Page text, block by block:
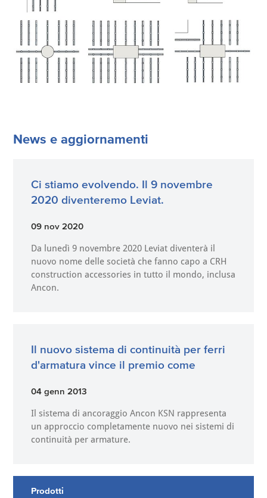
News e aggiornamenti
Ci stiamo evolvendo. Il 9 novembre
2020 diventeremo Leviat.
09 nov 2020
Da lunedì 9 novembre 2020 Leviat diventerà il
nuovo nome delle società che fanno capo a CRH
construction accessories in tutto il mondo, inclusa
Ancon.
Il nuovo sistema di continuità per ferri
d'armatura vince il premio come
04 genn 2013
Il sistema di ancoraggio Ancon KSN rappresenta
un approccio completamente nuovo nei sistemi di
continuità per armature.
Prodotti